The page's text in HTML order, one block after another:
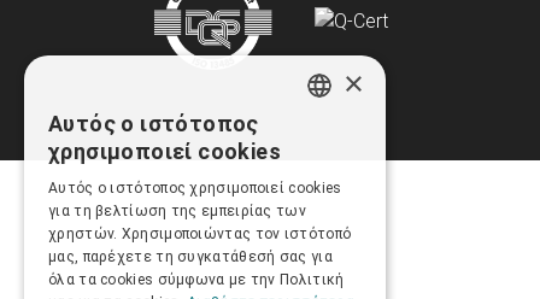
×
Αυτός ο ιστότοπος
χρησιμοποιεί cookies
Αυτός ο ιστότοπος χρησιμοποιεί cookies
για τη βελτίωση της εμπειρίας των
χρηστών. Χρησιμοποιώντας τον ιστότοπό
μας, παρέχετε τη συγκατάθεσή σας για
όλα τα cookies σύμφωνα με την Πολιτική